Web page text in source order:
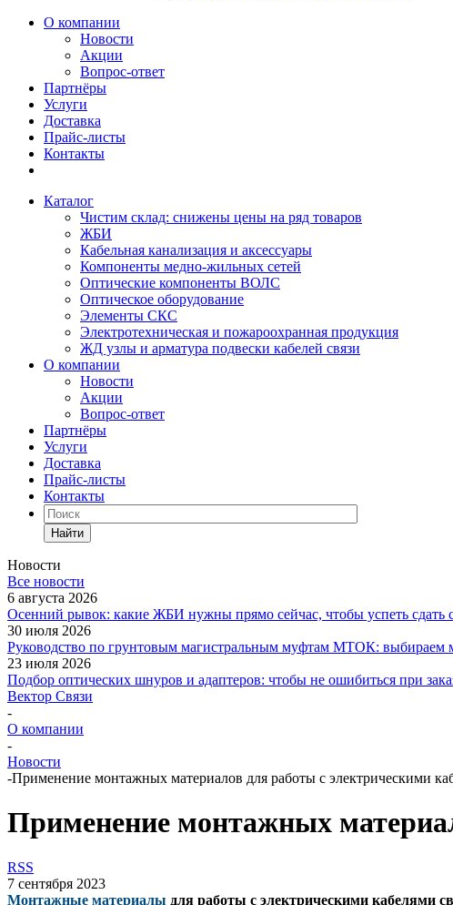
О компании
Новости
Акции
Вопрос-ответ
Партнёры
Услуги
Доставка
Прайс-листы
Контакты
Каталог
Чистим склад: снижены цены на ряд товаров
ЖБИ
Кабельная канализация и аксессуары
Компоненты медно-жильных сетей
Оптические компоненты ВОЛС
Оптическое оборудование
Элементы СКС
Электротехническая и пожароохранная продукция
ЖД узлы и арматура подвески кабелей связи
О компании
Новости
Акции
Вопрос-ответ
Партнёры
Услуги
Доставка
Прайс-листы
Контакты
Найти
Новости
Все новости
6 августа 2026
Осенний рывок: какие ЖБИ нужны прямо сейчас, чтобы успеть сдать
30 июля 2026
Руководство по грунтовым магистральным муфтам МТОК: выбираем
23 июля 2026
Подбор оптических шнуров и адаптеров: чтобы не ошибиться при
Вектор Связи
-
О компании
-
Новости
-Применение монтажных материалов для работы с электрическими
Применение монтажных
RSS
7 сентября 2023
Монтажные материалы для работы с электрическими кабелями